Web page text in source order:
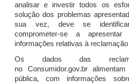
analisar e investir todos os
solução dos problemas
sua vez, deve se
comprometer-se a
informações relativas à reclamação
Os dados das
no Consumidor.gov.br
pública, com informações